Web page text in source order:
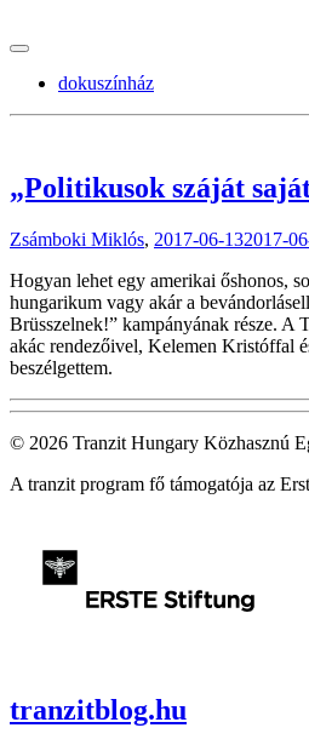
dokuszínház
„Politikusok száját
Zsámboki Miklós, 2017-06-132017-
Hogyan lehet egy amerikai őshonos,
hungarikum vagy akár a
Brüsszelnek!” kampányának része. A
akác rendezőivel, Kelemen Kristóffal
beszélgettem.
© 2026 Tranzit Hungary Közhasznú
A tranzit program fő támogatója az
tranzitblog.hu